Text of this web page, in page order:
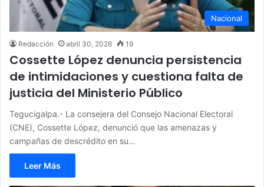
Nacional
Redacción abril 30, 2026 19
Cossette López denuncia persistencia
de intimidaciones y cuestiona falta de
justicia del Ministerio Público
Tegucigalpa.- La consejera del Consejo Nacional Electoral
(CNE), Cossette López, denunció que las amenazas y
campañas de descrédito en su…
Leer Más